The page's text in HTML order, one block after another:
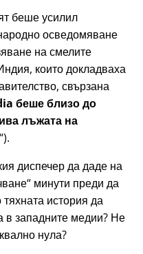
беше усилил
осведомяване
на смелите
които докладваха
свързана
беше близо до
лъжата на
).
диспечер да даде на
минути преди да
история да
в западните медии? Не
нула?